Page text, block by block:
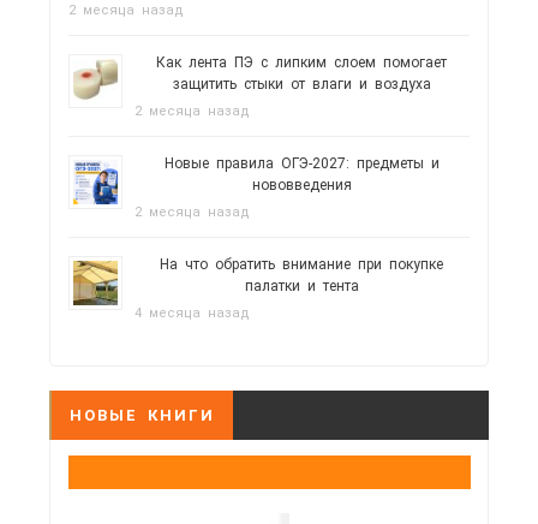
2 месяца назад
Как лента ПЭ с липким слоем помогает
защитить стыки от влаги и воздуха
2 месяца назад
Новые правила ОГЭ-2027: предметы и
нововведения
2 месяца назад
На что обратить внимание при покупке
палатки и тента
4 месяца назад
НОВЫЕ КНИГИ